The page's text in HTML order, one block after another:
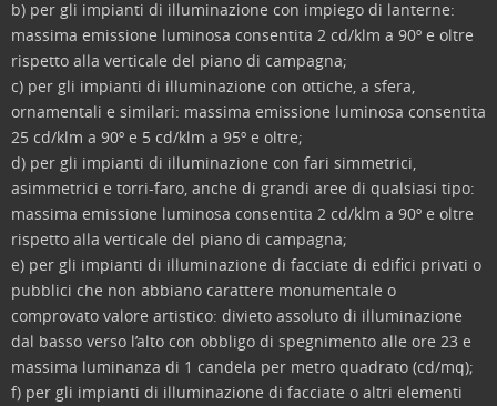
b) per gli impianti di illuminazione con impiego di lanterne:
massima emissione luminosa consentita 2 cd/klm a 90º e oltre
rispetto alla verticale del piano di campagna;
c) per gli impianti di illuminazione con ottiche, a sfera,
ornamentali e similari: massima emissione luminosa consentita
25 cd/klm a 90º e 5 cd/klm a 95º e oltre;
d) per gli impianti di illuminazione con fari simmetrici,
asimmetrici e torri-faro, anche di grandi aree di qualsiasi tipo:
massima emissione luminosa consentita 2 cd/klm a 90º e oltre
rispetto alla verticale del piano di campagna;
e) per gli impianti di illuminazione di facciate di edifici privati o
pubblici che non abbiano carattere monumentale o
comprovato valore artistico: divieto assoluto di illuminazione
dal basso verso l’alto con obbligo di spegnimento alle ore 23 e
massima luminanza di 1 candela per metro quadrato (cd/mq);
f) per gli impianti di illuminazione di facciate o altri elementi